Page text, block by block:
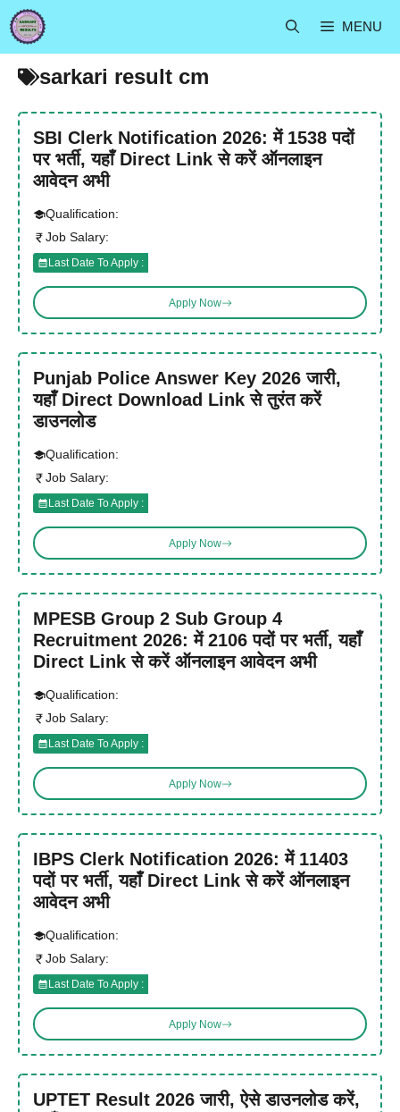
Skip
to
content
MENU
sarkari result cm
SBI Clerk Notification 2026: में 1538 पदों
पर भर्ती, यहाँ Direct Link से करें ऑनलाइन
आवेदन अभी
Qualification:
Job Salary:
Last Date To Apply :
Apply Now
Punjab Police Answer Key 2026 जारी,
यहाँ Direct Download Link से तुरंत करें
डाउनलोड
Qualification:
Job Salary:
Last Date To Apply :
Apply Now
MPESB Group 2 Sub Group 4
Recruitment 2026: में 2106 पदों पर भर्ती, यहाँ
Direct Link से करें ऑनलाइन आवेदन अभी
Qualification:
Job Salary:
Last Date To Apply :
Apply Now
IBPS Clerk Notification 2026: में 11403
पदों पर भर्ती, यहाँ Direct Link से करें ऑनलाइन
आवेदन अभी
Qualification:
Job Salary:
Last Date To Apply :
Apply Now
UPTET Result 2026 जारी, ऐसे डाउनलोड करें,